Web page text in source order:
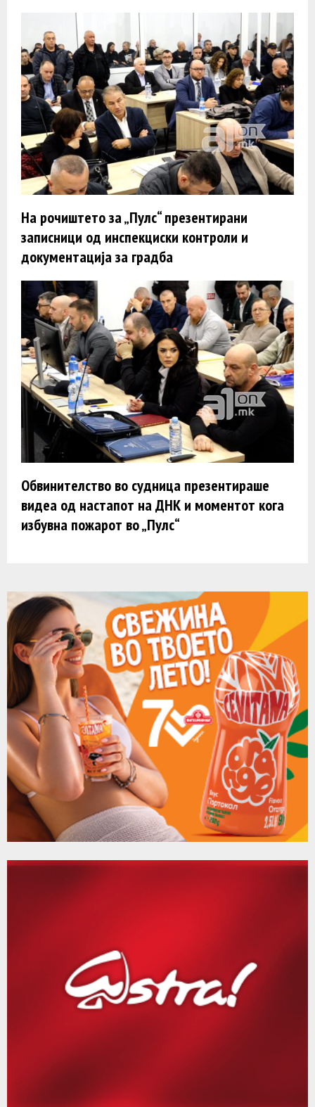
На рочиштето за „Пулс“ презентирани
записници од инспекциски контроли и
документација за градба
Обвинителство во судница презентираше
видеа од настапот на ДНК и моментот кога
избувна пожарот во „Пулс“